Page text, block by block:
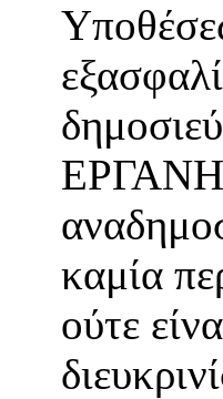
καμία
ούτε